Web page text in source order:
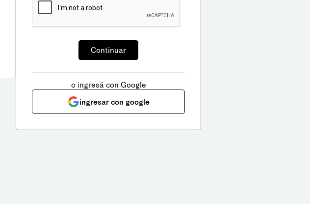
o ingresá con Google
ingresar con google